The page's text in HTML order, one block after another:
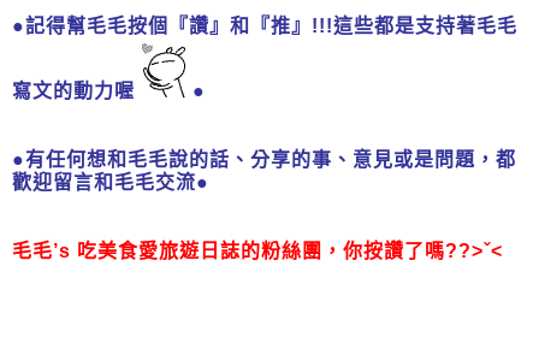
●記得幫毛毛按個 『讚』 和 『推』 !!!這些都是支持著毛毛
寫文的動力喔 ●
●有任何想和毛毛說的話、分享的事、意見或是問題，都
歡迎留言和毛毛交流●
毛毛’s 吃美食愛旅遊日誌的粉絲團， 你按讚了嗎??>ˇ<